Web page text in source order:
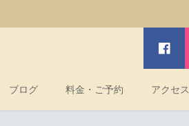
ブログ 料金・ご予約 アクセス